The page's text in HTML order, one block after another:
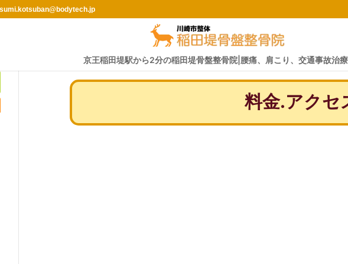
京王稲田堤駅から2分の稲田堤骨盤整骨院|腰痛、肩こり、交通事故治療
料金.アクセ